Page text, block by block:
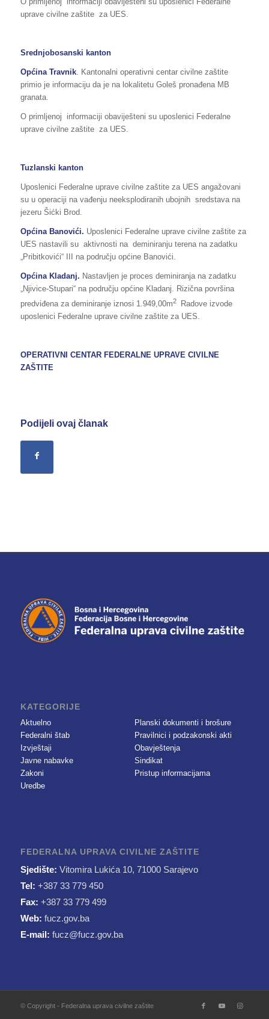
uprave civilne zaštite za UES.
Srednjobosanski kanton
Općina Travnik. Kantonalni operativni centar civilne zaštite
primio je informaciju da je na lokalitetu Goleš pronađena MB
granata.
O primljenoj informaciji obaviješteni su uposlenici Federalne
uprave civilne zaštite za UES.
Tuzlanski kanton
Uposlenici Federalne uprave civilne zaštite za UES angažovani
su u operaciji na vađenju neeksplodiranih ubojnih sredstava na
jezeru Šićki Brod.
Općina Banovići. Uposlenici Federalne uprave civilne zaštite za
UES nastavili su aktivnosti na deminiranju terena na zadatku
„Pribitkovići“ III na području općine Banovići.
Općina Kladanj. Nastavljen je proces deminiranja na zadatku
„Njivice-Stupari“ na području općine Kladanj. Rizična površina
predviđena za deminiranje iznosi 1.949,00m2
Radove izvode
uposlenici Federalne uprave civilne zaštite za UES.
OPERATIVNI CENTAR FEDERALNE UPRAVE CIVILNE
ZAŠTITE
Podijeli ovaj članak
KATEGORIJE
Aktuelno
Federalni štab
Izvještaji
Javne nabavke
Zakoni
Uredbe
Planski dokumenti i brošure
Pravilnici i podzakonski akti
Obavještenja
Sindikat
Pristup informacijama
FEDERALNA UPRAVA CIVILNE ZAŠTITE
Sjedište: Vitomira Lukića 10, 71000 Sarajevo
Tel: +387 33 779 450
Fax: +387 33 779 499
Web: fucz.gov.ba
E-mail: fucz@fucz.gov.ba
© Copyright - Federalna uprava civilne zaštite